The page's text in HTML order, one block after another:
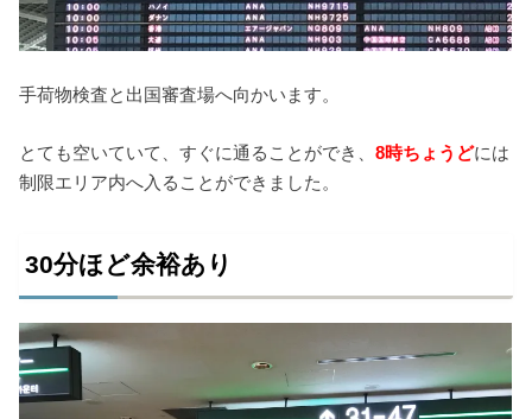
手荷物検査と出国審査場へ向かいます。
とても空いていて、すぐに通ることができ、8時ちょうどには
制限エリア内へ入ることができました。
30分ほど余裕あり